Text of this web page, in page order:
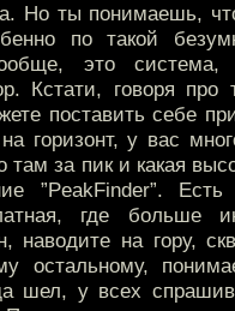
Но ты понимаешь,
по такой
это
Кстати, говоря
поставить себе
горизонт, у вас
там за пик и какая
”PeakFinder”. Есть
где больше
наводите на гору,
остальному,
шел, у всех